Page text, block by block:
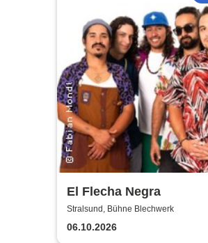
El Flecha Negra
Stralsund, Bühne Blechwerk
06.10.2026